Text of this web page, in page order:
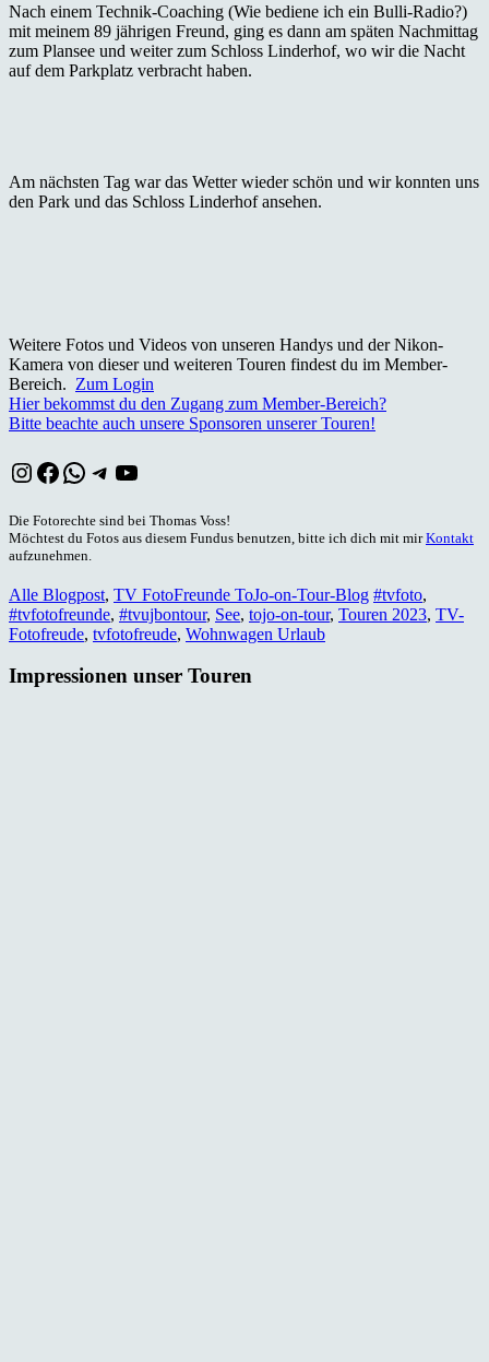
Nach einem Technik-Coaching (Wie bediene ich ein Bulli-Radio?)
mit meinem 89 jährigen Freund, ging es dann am späten Nachmittag
zum Plansee und weiter zum Schloss Linderhof, wo wir die Nacht
auf dem Parkplatz verbracht haben.
Am nächsten Tag war das Wetter wieder schön und wir konnten uns
den Park und das Schloss Linderhof ansehen.
Weitere Fotos und Videos von unseren Handys und der Nikon-
Kamera von dieser und weiteren Touren findest du im Member-
Bereich. Zum Login
Hier bekommst du den Zugang zum Member-Bereich?
Bitte beachte auch unsere Sponsoren unserer Touren!
Instagram
Facebook
WhatsApp
Telegram
YouTube
Die Fotorechte sind bei Thomas Voss!
Möchtest du Fotos aus diesem Fundus benutzen, bitte ich dich mit mirKontakt
aufzunehmen.
Alle Blogpost, TV FotoFreunde ToJo-on-Tour-Blog #tvfoto,
#tvfotofreunde, #tvujbontour, See, tojo-on-tour, Touren 2023, TV-
Fotofreude, tvfotofreude, Wohnwagen Urlaub
Impressionen unser Touren